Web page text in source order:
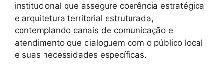
institucional que assegure coerência estratégica
e arquitetura territorial estruturada,
contemplando canais de comunicação e
atendimento que dialoguem com o público local
e suas necessidades específicas.